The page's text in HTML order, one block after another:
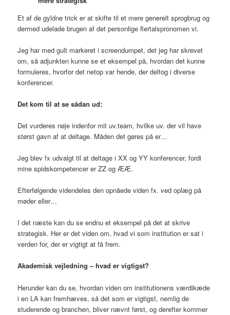
Et af de gyldne trick er at skifte til et mere generelt sprogbrug og
dermed udelade brugen af det personlige flertalspronomen vi.
Jeg har med gult markeret i screendumpet, det jeg har skrevet
om, så adjunkten kunne se et eksempel på, hvordan det kunne
formuleres, hvorfor det netop var hende, der deltog i diverse
konferencer.
Det kom til at se sådan ud:
Det vurderes nøje indenfor mit uv.team, hvilke uv. der vil have
størst gavn af at deltage. Måden det gøres på er…
Jeg blev fx udvalgt til at deltage i XX og YY konferencer, fordi
mine spidskompetencer er ZZ og ÆÆ.
Efterfølgende videndeles den opnåede viden fx. ved oplæg på
møder eller…
I det næste kan du se endnu et eksempel på det at skrive
strategisk. Her er det viden om, hvad vi som institution er sat i
verden for, der er vigtigt at få frem.
Akademisk vejledning – hvad er vigtigst?
Herunder kan du se, hvordan viden om institutionens værdikæde
i en LA kan fremhæves, så det som er vigtigst, nemlig de
studerende og branchen, bliver nævnt først, og derefter kommer